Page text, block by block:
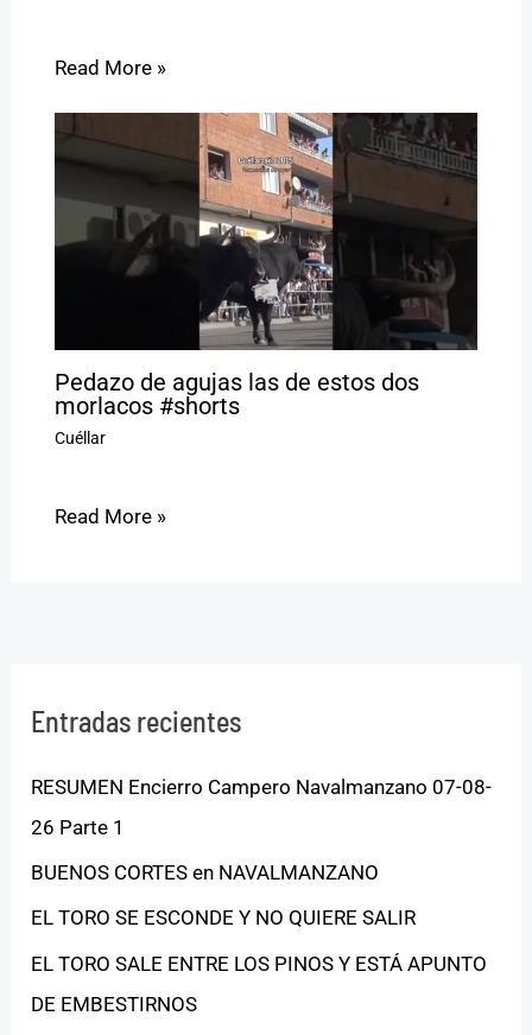
Read More »
Pedazo de agujas las de estos dos
morlacos #shorts
Cuéllar
Read More »
Entradas recientes
RESUMEN Encierro Campero Navalmanzano 07-08-
26 Parte 1
BUENOS CORTES en NAVALMANZANO
EL TORO SE ESCONDE Y NO QUIERE SALIR
EL TORO SALE ENTRE LOS PINOS Y ESTÁ APUNTO
DE EMBESTIRNOS